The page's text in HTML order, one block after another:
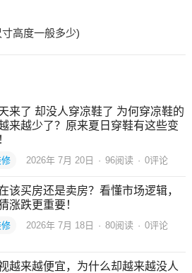
高度一般多少)
来了 却没人穿凉鞋了 为何穿凉鞋的
来越少了？原来夏日穿鞋有这些变
2026年 7月 20日 · 96阅读 · 0评论
该买房还是卖房？看懂市场逻辑，
涨跌更重要！
2026年 7月 18日 · 80阅读 · 0评论
越来越便宜，为什么却越来越没人